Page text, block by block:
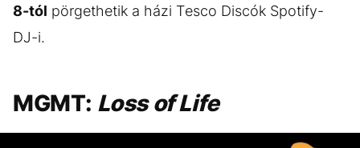
8-tól pörgethetik a házi Tesco Discók Spotify-
DJ-i.
MGMT: Loss of Life